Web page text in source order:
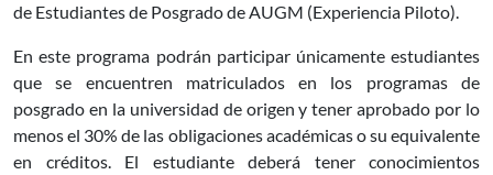
de Estudiantes de Posgrado de AUGM (Experiencia Piloto).
En este programa podrán participar únicamente estudiantes
que se encuentren matriculados en los programas de
posgrado en la universidad de origen y tener aprobado por lo
menos el 30% de las obligaciones académicas o su equivalente
en créditos. El estudiante deberá tener conocimientos